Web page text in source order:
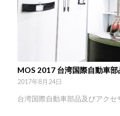
MOS 2017 台湾国際自動車
2017年8月24日
台湾国際自動車部品及びアク